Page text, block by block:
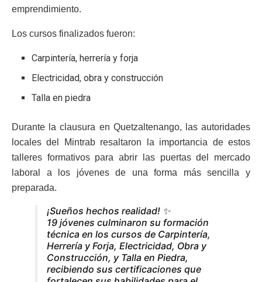
emprendimiento.
Los cursos finalizados fueron:
Carpintería, herrería y forja
Electricidad, obra y construcción
Talla en piedra
Durante la clausura en Quetzaltenango, las autoridades
locales del Mintrab resaltaron la importancia de estos
talleres formativos para abrir las puertas del mercado
laboral a los jóvenes de una forma más sencilla y
preparada.
¡Sueños hechos realidad! ✨
19 jóvenes culminaron su formación
técnica en los cursos de Carpintería,
Herrería y Forja, Electricidad, Obra y
Construcción, y Talla en Piedra,
recibiendo sus certificaciones que